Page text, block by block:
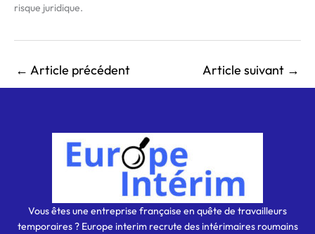
risque juridique.
← Article précédent Article suivant →
Vous êtes une entreprise française en quête de travailleurs
temporaires ? Europe interim recrute des intérimaires roumains